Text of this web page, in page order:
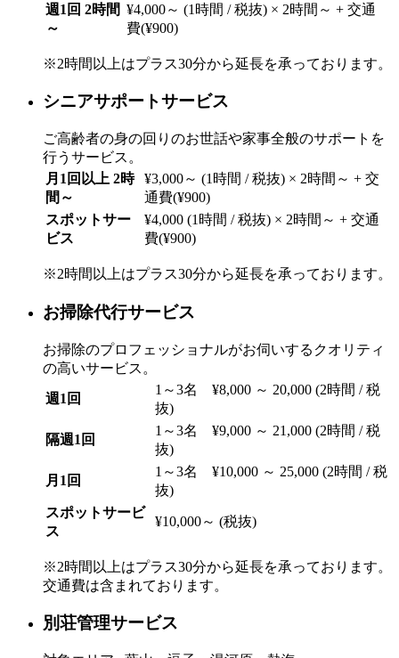
週1回 2時間
～
¥4,000～ (1時間 / 税抜) × 2時間～ + 交通
費(¥900)
※2時間以上はプラス30分から延長を承っております。
シニアサポートサービス
ご高齢者の身の回りのお世話や家事全般のサポートを
行うサービス。
月1回以上 2時
間～
¥3,000～ (1時間 / 税抜) × 2時間～ + 交
通費(¥900)
スポットサー
ビス
¥4,000 (1時間 / 税抜) × 2時間～ + 交通
費(¥900)
※2時間以上はプラス30分から延長を承っております。
お掃除代行サービス
お掃除のプロフェッショナルがお伺いするクオリティ
の高いサービス。
週1回
1～3名 ¥8,000 ～ 20,000 (2時間 / 税
抜)
隔週1回
1～3名 ¥9,000 ～ 21,000 (2時間 / 税
抜)
月1回
1～3名 ¥10,000 ～ 25,000 (2時間 / 税
抜)
スポットサービ
ス
¥10,000～ (税抜)
※2時間以上はプラス30分から延長を承っております。
交通費は含まれております。
別荘管理サービス